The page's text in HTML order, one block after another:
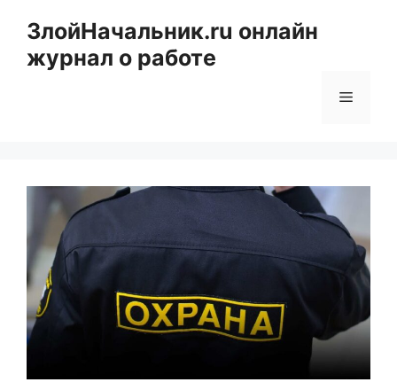
содержимому
ЗлойНачальник.ru онлайн
журнал о работе
Меню